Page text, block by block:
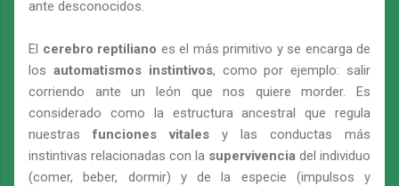
ante desconocidos.
El cerebro reptiliano es el más primitivo y se encarga de
los automatismos instintivos, como por ejemplo: salir
corriendo ante un león que nos quiere morder. Es
considerado como la estructura ancestral que regula
nuestrasfunciones vitales y las conductas más
instintivas relacionadas con la supervivencia del individuo
(comer, beber, dormir) y de la especie (impulsos y